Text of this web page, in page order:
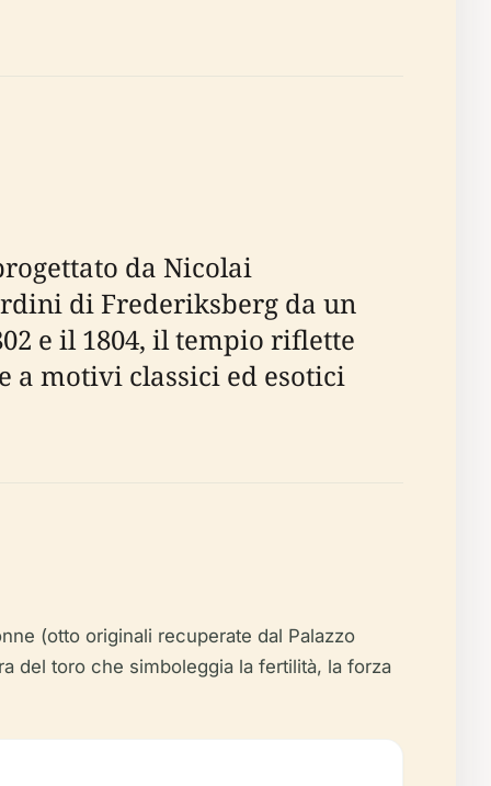
da Nicolai
di Frederiksberg da un
e il 1804, il tempio riflette
a motivi classici ed esotici
(otto originali recuperate dal Palazzo
del toro che simboleggia la fertilità, la forza